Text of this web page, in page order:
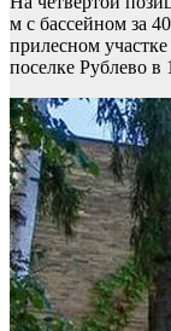
м с бассейном за
прилесном
поселке Рублево